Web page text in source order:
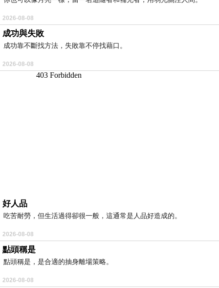
2026-08-08
成功與失敗
成功靠不斷找方法，失敗靠不停找藉口。
2026-08-08
好人品
吃苦耐勞，但生活過得卻很一般，這通常是人品好造成的。
2026-08-08
點頭稱是
點頭稱是，是合適的抽身離場策略。
2026-08-08